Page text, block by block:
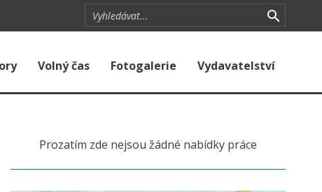
Volný čas Fotogalerie Vydavatelství
Prozatím zde nejsou žádné nabídky práce